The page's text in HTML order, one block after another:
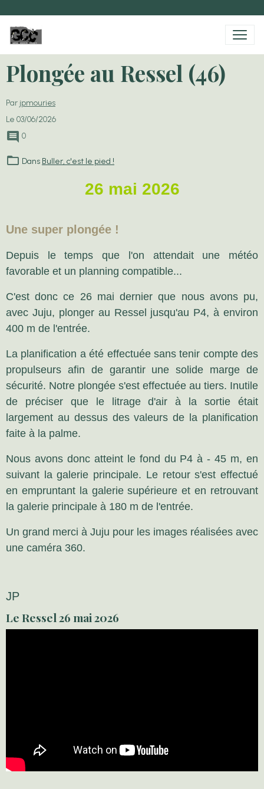
Plongée au Ressel (46)
Par jpmouries
Le 03/06/2026
0
Dans Buller, c'est le pied !
26 mai 2026
Une super plongée !
Depuis le temps que l'on attendait une météo
favorable et un planning compatible...
C'est donc ce 26 mai dernier que nous avons pu,
avec Juju, plonger au Ressel jusqu'au P4, à environ
400 m de l'entrée.
La planification a été effectuée sans tenir compte des
propulseurs afin de garantir une solide marge de
sécurité. Notre plongée s'est effectuée au tiers. Inutile
de préciser que le litrage d'air à la sortie était
largement au dessus des valeurs de la planification
faite à la palme.
Nous avons donc atteint le fond du P4 à - 45 m, en
suivant la galerie principale. Le retour s'est effectué
en empruntant la galerie supérieure et en retrouvant
la galerie principale à 180 m de l'entrée.
Un grand merci à Juju pour les images réalisées avec
une caméra 360.
JP
Le Ressel 26 mai 2026